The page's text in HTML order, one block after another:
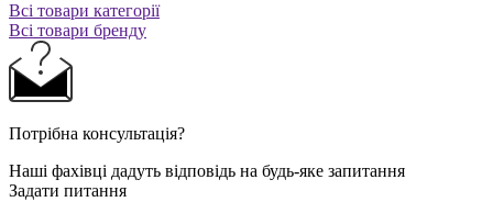
Всі товари категорії
Всі товари бренду
Потрібна консультація?
Наші фахівці дадуть відповідь на будь-яке запитання
Задати питання